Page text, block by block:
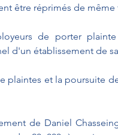
être réprimés de même
de porter
d'un établissement de
et la poursuite
de Daniel